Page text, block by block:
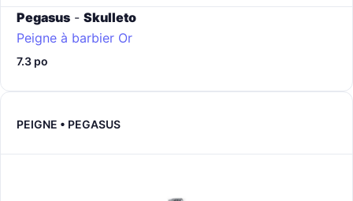
Pegasus - Skulleto
Peigne à barbier Or
7.3 po
PEIGNE • PEGASUS